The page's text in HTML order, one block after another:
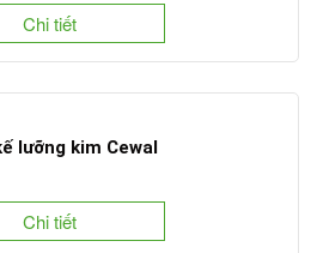
Chi tiết
lưỡng kim Cewal
Chi tiết